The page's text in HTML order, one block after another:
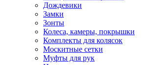
Дождевики
Замки
Зонты
Колеса, камеры, покрышки
Комплекты для колясок
Москитные сетки
Муфты для рук